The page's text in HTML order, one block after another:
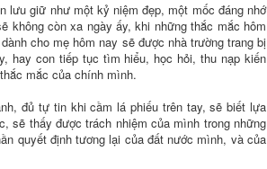
lưu giữ như một kỷ niệm đẹp, một mốc đáng nhớ
không còn xa ngày ấy, khi những thắc mắc hôm
cho mẹ hôm nay sẽ được nhà trường trang bị
hay con tiếp tục tìm hiểu, học hỏi, thu nạp kiến
mắc của chính mình.
đủ tự tin khi cầm lá phiếu trên tay, sẽ biết lựa
sẽ thấy được trách nhiệm của mình trong những
quyết định tương lại của đất nước mình, và của